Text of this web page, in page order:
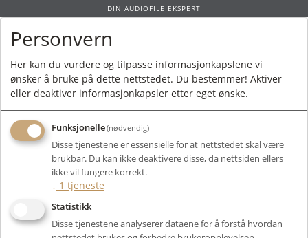
DIN AUDIOFILE EKSPERT
Forside / Bruktmarked Elektronikk / Aune S17 Pro - BRUKT
Personvern
Her kan du vurdere og tilpasse informasjonkapslene vi
ønsker å bruke på dette nettstedet. Du bestemmer! Aktiver
eller deaktiver informasjonkapsler etter eget ønske.
Funksjonelle(nødvendig)
Disse tjenestene er essensielle for at nettstedet skal være
brukbar. Du kan ikke deaktivere disse, da nettsiden ellers
ikke vil fungere korrekt.
↓ 1 tjeneste
Statistikk
Disse tjenestene analyserer dataene for å forstå hvordan